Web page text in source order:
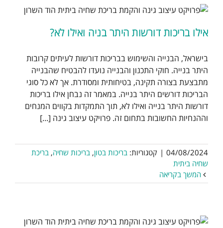
אילו בריכות דורשות היתר בניה ואילו לא?
בישראל, הבנייה והשימוש בבריכות דורשות לעיתים קרובות
היתר בנייה. חוקי התכנון והבנייה נועדו להבטיח שהבנייה
מתבצעת בצורה תקינה, בטיחותית ומסודרת. אך לא כל סוגי
הבריכות דורשים היתר בנייה. במאמר זה נבחן אילו בריכות
דורשות היתר בנייה ואילו לא, תוך התמקדות בקווים המנחים
וההנחיות החשובות בתחום זה. פרויקט עיצוב גינה [...]
04/08/2024
| קטגוריות: בריכות בטון, בריכות שחיה, בריכת
שחיה ביתית
המשך בקריאה